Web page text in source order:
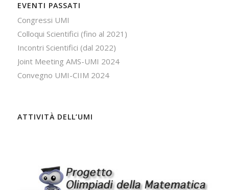
EVENTI PASSATI
Congressi UMI
Colloqui Scientifici (fino al 2021)
Incontri Scientifici (dal 2022)
Joint Meeting AMS-UMI 2024
Convegno UMI-CIIM 2024
ATTIVITÀ DELL’UMI